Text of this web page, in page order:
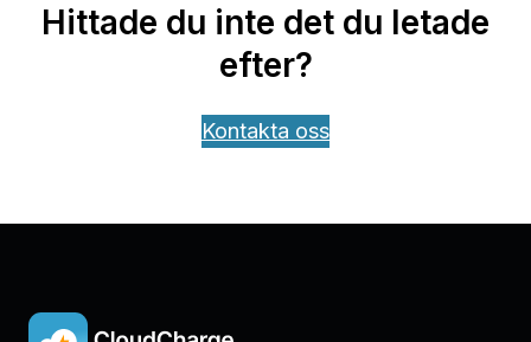
Hittade du inte det du letade
efter?
Kontakta oss